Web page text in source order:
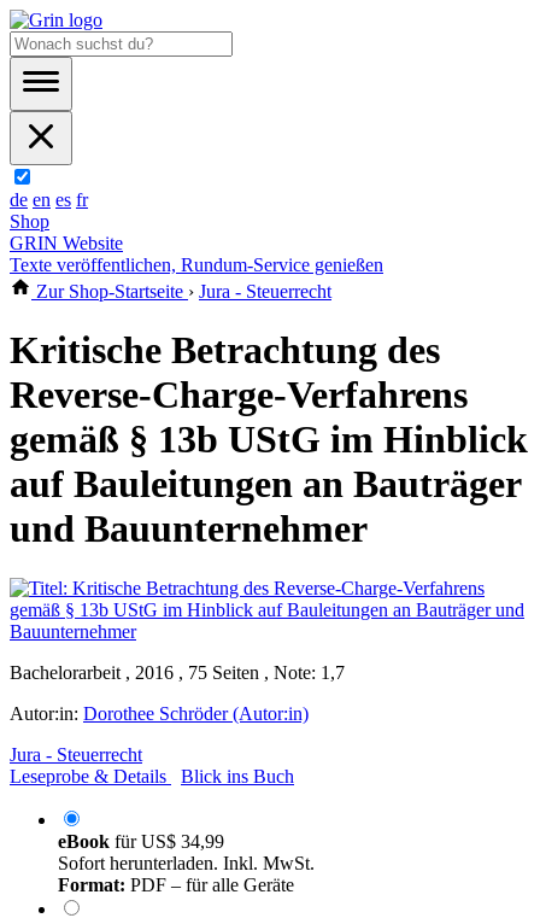
de en es fr
Shop
GRIN Website
Texte veröffentlichen, Rundum-Service genießen
Zur Shop-Startseite › Jura - Steuerrecht
Kritische Betrachtung des
Reverse-Charge-Verfahrens
gemäß § 13b UStG im Hinblick
auf Bauleitungen an Bauträger
und Bauunternehmer
Bachelorarbeit , 2016 , 75 Seiten , Note: 1,7
Autor:in: Dorothee Schröder (Autor:in)
Jura - Steuerrecht
Leseprobe & Details
Blick ins Buch
eBook fürUS$ 34,99
Sofort herunterladen. Inkl. MwSt.
Format: PDF – für alle Geräte